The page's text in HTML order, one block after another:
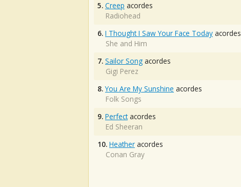
5. Creep acordes
Radiohead
6. I Thought I Saw Your Face Today acordes
She and Him
7. Sailor Song acordes
Gigi Perez
8. You Are My Sunshine acordes
Folk Songs
9. Perfectacordes
Ed Sheeran
10. Heather acordes
Conan Gray